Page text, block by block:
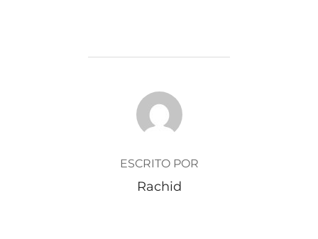
AUTOR DE LA ENTRADA
ESCRITO POR
Rachid